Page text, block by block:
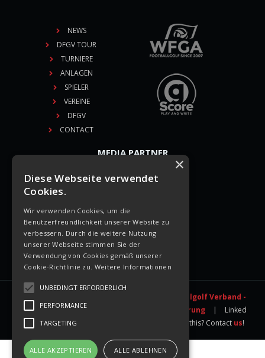
NEWS
DFGV TOUR
TURNIERE
ANLAGEN
SPIELER
VEREINE
DFGV
CONTACT
MEDIA PARTNER
SIE FINDEN UNS AUCH BEI
1. Deutscher Fussballgolf Verband -
DFGV
| Impressum Datenschutzerklärung |
Linked
directly togScore.eu - do you want a website like this? Contact us!
×
Diese Webseite verwendet
Cookies.
Wir verwenden Cookies, um die
Benutzerfreundlichkeit unserer Website zu
verbessern. Durch die weitere Nutzung
unserer Webseite stimmen Sie der
Verwendung von Cookies gemäß unserer
Cookie-Richtlinie zu. Weitere Informationen
UNBEDINGT ERFORDERLICH
PERFORMANCE
TARGETING
ALLE AKZEPTIEREN ALLE ABLEHNEN